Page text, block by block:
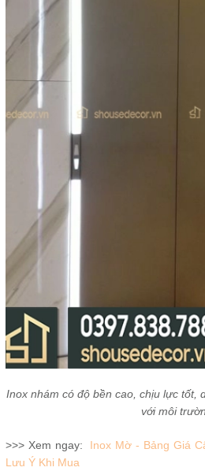
Inox nhám có độ bền cao, chịu lực tốt,
với môi
>>> Xem ngay:
Inox Mờ - Bảng Giá
Lưu Ý Khi Mua